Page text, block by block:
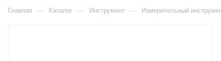
Главная — Каталог — Инструмент — Измерительный